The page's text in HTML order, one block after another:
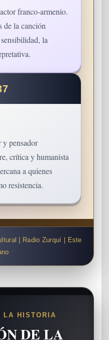
franco-armenio.
de la canción
la
y pensador
crítica y humanista
a quienes
resistencia.
| Radio Zurquí | Este
LA HISTORIA
DE LA